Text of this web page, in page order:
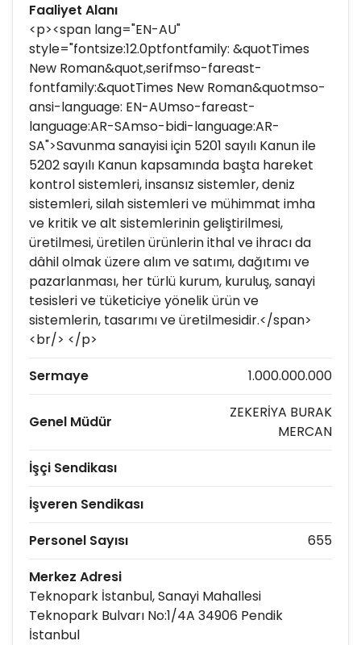
Faaliyet Alanı
<p><span lang="EN-AU"
style="fontsize:12.0ptfontfamily: &quotTimes
New Roman&quot,serifmso-fareast-
fontfamily:&quotTimes New Roman&quotmso-
ansi-language: EN-AUmso-fareast-
language:AR-SAmso-bidi-language:AR-
SA">Savunma sanayisi için 5201 sayılı Kanun ile
5202 sayılı Kanun kapsamında başta hareket
kontrol sistemleri, insansız sistemler, deniz
sistemleri, silah sistemleri ve mühimmat imha
ve kritik ve alt sistemlerinin geliştirilmesi,
üretilmesi, üretilen ürünlerin ithal ve ihracı da
dâhil olmak üzere alım ve satımı, dağıtımı ve
pazarlanması, her türlü kurum, kuruluş, sanayi
tesisleri ve tüketiciye yönelik ürün ve
sistemlerin, tasarımı ve üretilmesidir.</span>
<br/> </p>
Sermaye
1.000.000.000
Genel Müdür
ZEKERİYA BURAK
MERCAN
İşçi Sendikası
İşveren Sendikası
Personel Sayısı
655
Merkez Adresi
Teknopark İstanbul, Sanayi Mahallesi
Teknopark Bulvarı No:1/4A 34906 Pendik
İstanbul